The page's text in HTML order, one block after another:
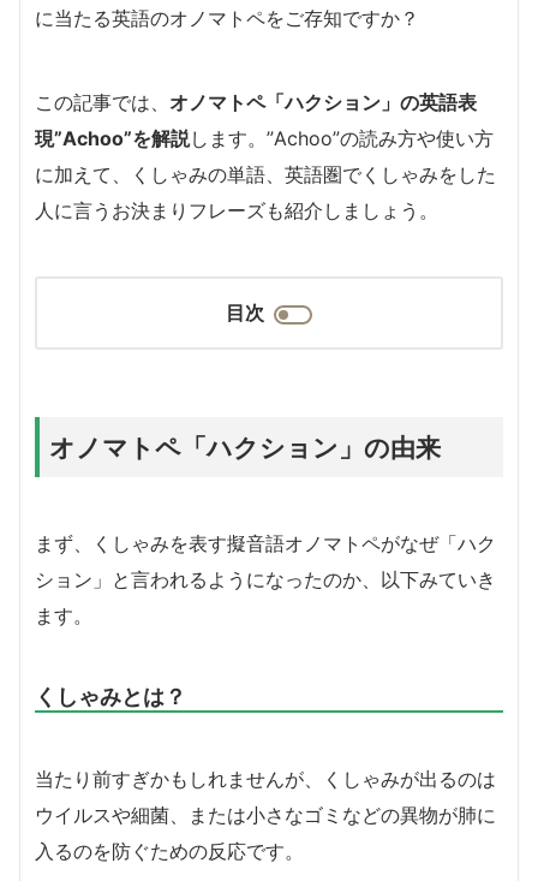
に当たる英語のオノマトペをご存知ですか？
この記事では、 オノマトペ「ハクション」の英語表
現”Achoo”を解説します。”Achoo”の読み方や使い方
に加えて、くしゃみの単語、英語圏でくしゃみをした
人に言うお決まりフレーズも紹介しましょう。
目次
オノマトペ「ハクション」の由来
まず、くしゃみを表す擬音語オノマトペがなぜ「ハク
ション」と言われるようになったのか、以下みていき
ます。
くしゃみとは？
当たり前すぎかもしれませんが、くしゃみが出るのは
ウイルスや細菌、または小さなゴミなどの異物が肺に
入るのを防ぐための反応です。